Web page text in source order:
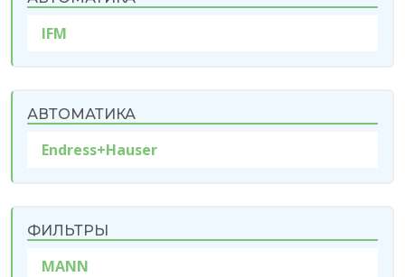
IFM
АВТОМАТИКА
Endress+Hauser
ФИЛЬТРЫ
MANN